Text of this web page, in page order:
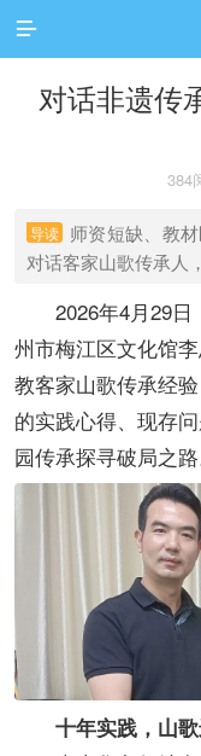

对话非遗传
384
导读 师资短缺、教
对话客家山歌传承人
2026年4月29日
州市梅江区文化馆
教客家山歌传承经
的实践心得、现存
园传承探寻破局之路
十年实践，山